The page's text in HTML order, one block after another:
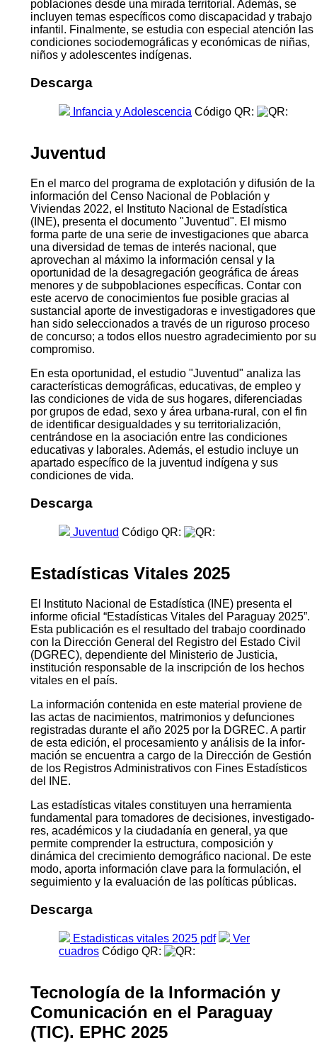
poblaciones desde una mirada territorial. Además, se
incluyen temas específicos como discapacidad y trabajo
infantil. Finalmente, se estudia con especial atención las
condiciones sociodemográficas y económicas de niñas,
niños y adolescentes indígenas.
Descarga
Infancia y Adolescencia Código QR:
Juventud
En el marco del programa de explotación y difusión de la
información del Censo Nacional de Población y
Viviendas 2022, el Instituto Nacional de Estadística
(INE), presenta el documento "Juventud". El mismo
forma parte de una serie de investigaciones que abarca
una diversidad de temas de interés nacional, que
aprovechan al máximo la información censal y la
oportunidad de la desagregación geográfica de áreas
menores y de subpoblaciones específicas. Contar con
este acervo de conocimientos fue posible gracias al
sustancial aporte de investigadoras e investigadores que
han sido seleccionados a través de un riguroso proceso
de concurso; a todos ellos nuestro agradecimiento por su
compromiso.
En esta oportunidad, el estudio "Juventud" analiza las
características demográficas, educativas, de empleo y
las condiciones de vida de sus hogares, diferenciadas
por grupos de edad, sexo y área urbana-rural, con el fin
de identificar desigualdades y su territorialización,
centrándose en la asociación entre las condiciones
educativas y laborales. Además, el estudio incluye un
apartado específico de la juventud indígena y sus
condiciones de vida.
Descarga
Juventud Código QR:
Estadísticas Vitales 2025
El Instituto Nacional de Estadística (INE) presenta el
informe oficial “Estadísticas Vitales del Paraguay 2025”.
Esta publicación es el resultado del trabajo coordinado
con la Dirección General del Registro del Estado Civil
(DGREC), dependiente del Ministerio de Justicia,
institución responsable de la inscripción de los hechos
vitales en el país.
La información contenida en este material proviene de
las actas de nacimientos, matrimonios y defunciones
registradas durante el año 2025 por la DGREC. A partir
de esta edición, el procesamiento y análisis de la infor­
mación se encuentra a cargo de la Dirección de Gestión
de los Registros Administrativos con Fines Estadísticos
del INE.
Las estadísticas vitales constituyen una herramienta
fundamental para tomadores de decisiones, investigado­
res, académicos y la ciudadanía en general, ya que
permite comprender la estructura, composición y
dinámica del crecimiento demográfico nacional. De este
modo, aporta información clave para la formulación, el
segui­miento y la evaluación de las políticas públicas.
Descarga
Estadisticas vitales 2025 pdf
Ver
cuadros Código QR:
Tecnología de la Información y
Comunicación en el Paraguay
(TIC). EPHC 2025